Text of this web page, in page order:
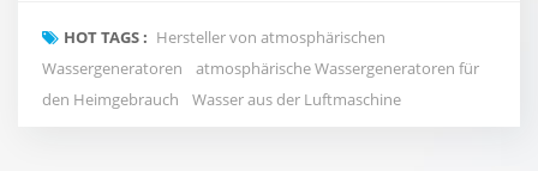
Atmosphärische Wassergeneratoren (AWGs), eine Technologie,
die unsere Beziehung zum Wasser neu de...
HOT TAGS : Hersteller von atmosphärischen
Wassergeneratoren
atmosphärische Wassergeneratoren für
den Heimgebrauch
Wasser aus der Luftmaschine